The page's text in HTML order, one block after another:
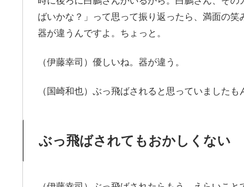
ばいかな？」って思って振り返ったら、満面の笑
器が違うんですよ。ちょっと。
（伊藤幸司）優しいね。器が違う。
（国崎和也）ぶっ飛ばされると思っていましたも
ぶっ飛ばされてもおかしくない